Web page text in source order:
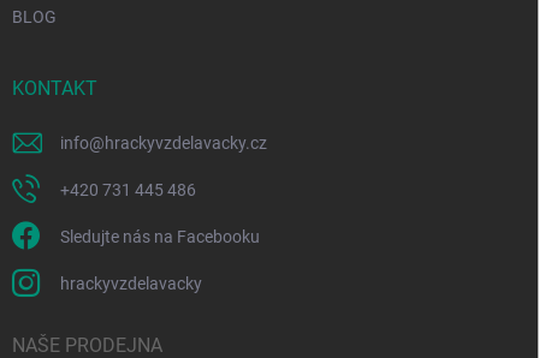
BLOG
KONTAKT
info@hrackyvzdelavacky.cz
+420 731 445 486
Sledujte nás na Facebooku
hrackyvzdelavacky
NAŠE PRODEJNA